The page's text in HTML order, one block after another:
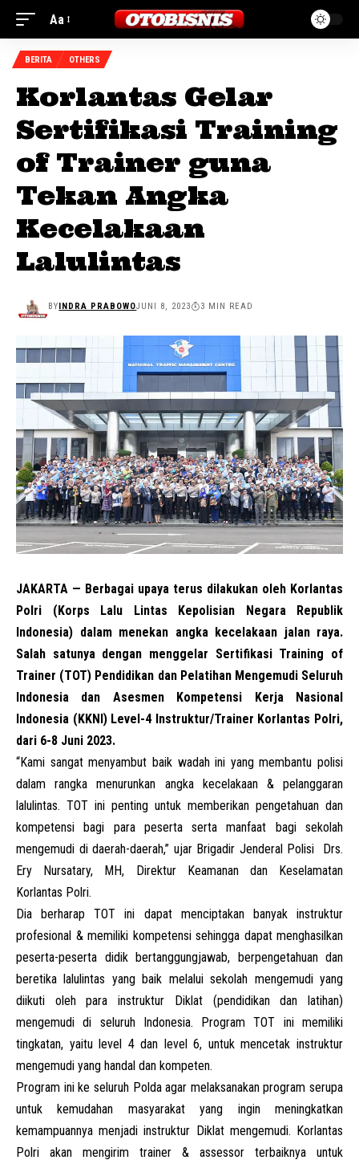
Aa
BERITA OTHERS
Korlantas Gelar
Sertifikasi Training
of Trainer guna
Tekan Angka
Kecelakaan
Lalulintas
BYINDRA PRABOWOJUNI 8, 2023 3 MIN READ
JAKARTA — Berbagai upaya terus dilakukan oleh Korlantas
Polri (Korps Lalu Lintas Kepolisian Negara Republik
Indonesia) dalam menekan angka kecelakaan jalan raya.
Salah satunya dengan menggelar Sertifikasi Training of
Trainer (TOT) Pendidikan dan Pelatihan Mengemudi Seluruh
Indonesia dan Asesmen Kompetensi Kerja Nasional
Indonesia (KKNI) Level-4 Instruktur/Trainer Korlantas Polri,
dari 6-8 Juni 2023.
“Kami sangat menyambut baik wadah ini yang membantu polisi
dalam rangka menurunkan angka kecelakaan & pelanggaran
lalulintas. TOT ini penting untuk memberikan pengetahuan dan
kompetensi bagi para peserta serta manfaat bagi sekolah
mengemudi di daerah-daerah,” ujar Brigadir Jenderal Polisi Drs.
Ery Nursatary, MH, Direktur Keamanan dan Keselamatan
Korlantas Polri.
Dia berharap TOT ini dapat menciptakan banyak instruktur
profesional & memiliki kompetensi sehingga dapat menghasilkan
peserta-peserta didik bertanggungjawab, berpengetahuan dan
beretika lalulintas yang baik melalui sekolah mengemudi yang
diikuti oleh para instruktur Diklat (pendidikan dan latihan)
mengemudi di seluruh Indonesia. Program TOT ini memiliki
tingkatan, yaitu level 4 dan level 6, untuk mencetak instruktur
mengemudi yang handal dan kompeten.
Program ini ke seluruh Polda agar melaksanakan program serupa
untuk kemudahan masyarakat yang ingin meningkatkan
kemampuannya menjadi instruktur Diklat mengemudi. Korlantas
Polri akan mengirim trainer & assessor terbaiknya untuk